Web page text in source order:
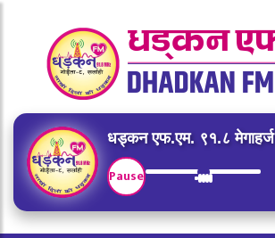
धड्कन एफ.एम. ९१.८ मेगाहर्ज
Pause